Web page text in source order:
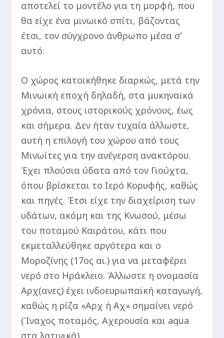
αποτελεί το μοντέλο για τη μορφή, που
θα είχε ένα μινωικό σπίτι, βάζοντας
έτσι, τον σύγχρονο άνθρωπο μέσα σ’
αυτό.
Ο χώρος κατοικήθηκε διαρκώς, μετά την
Μινωική εποχή δηλαδή, στα μυκηναϊκά
χρόνια, στους ιστορικούς χρόνους, έως
και σήμερα. Δεν ήταν τυχαία άλλωστε,
αυτή η επιλογή του χώρου από τους
Μινωίτες για την ανέγερση ανακτόρου.
Έχει πλούσια ύδατα από τον Γιούχτα,
όπου βρίσκεται το Ιερό Κορυφής, καθώς
και πηγές. Έτσι είχε την διαχείριση των
υδάτων, ακόμη και της Κνωσού, μέσω
του ποταμού Καιράτου, κάτι που
εκμεταλλεύθηκε αργότερα και ο
Μοροζίνης (17ος αι.) για να μεταφέρει
νερό στο Ηράκλειο. Άλλωστε η ονομασία
Αρχ(ανες) έχει ινδοευρωπαϊκή καταγωγή,
καθώς η ρίζα «Αρχ ή Αχ» σημαίνει νερό
(Ίναχος ποταμός, Αχερουσία και aqua
στα λατινικά).